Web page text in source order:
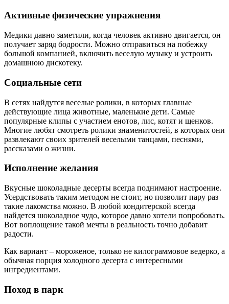
Активные физические упражнения
Медики давно заметили, когда человек активно двигается, он
получает заряд бодрости. Можно отправиться на побежку
большой компанией, включить веселую музыку и устроить
домашнюю дискотеку.
Социальные сети
В сетях найдутся веселые ролики, в которых главные
действующие лица животные, маленькие дети. Самые
популярные клипы с участием енотов, лис, котят и щенков.
Многие любят смотреть ролики знаменитостей, в которых они
развлекают своих зрителей веселыми танцами, песнями,
рассказами о жизни.
Исполнение желания
Вкусные шоколадные десерты всегда поднимают настроение.
Усердствовать таким методом не стоит, но позволит пару раз
такие лакомства можно. В любой кондитерской всегда
найдется шоколадное чудо, которое давно хотели попробовать.
Вот воплощение такой мечты в реальность точно добавит
радости.
Как вариант – мороженое, только не килограммовое ведерко, а
обычная порция холодного десерта с интересными
ингредиентами.
Поход в парк